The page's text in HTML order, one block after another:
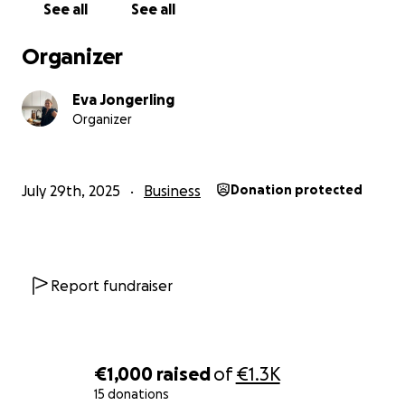
€1,000 raisedof€1.3K
15 donations
See all See all
Organizer
Eva Jongerling
Organizer
July 29th, 2025 Business Donation protected
Report fundraiser